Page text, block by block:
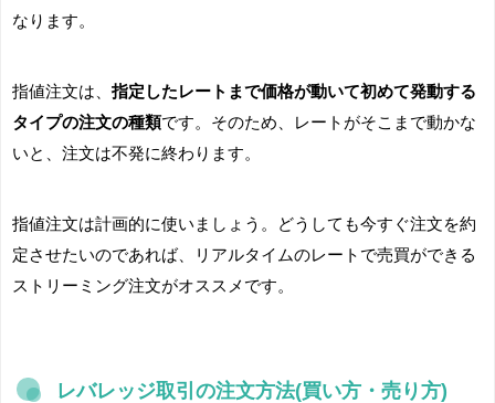
なります。
指値注文は、 指定したレートまで価格が動いて初めて発動する
タイプの注文の種類です。そのため、レートがそこまで動かな
いと、注文は不発に終わります。
指値注文は計画的に使いましょう。どうしても今すぐ注文を約
定させたいのであれば、リアルタイムのレートで売買ができる
ストリーミング注文がオススメです。
レバレッジ取引の注文方法(買い方・売り方)